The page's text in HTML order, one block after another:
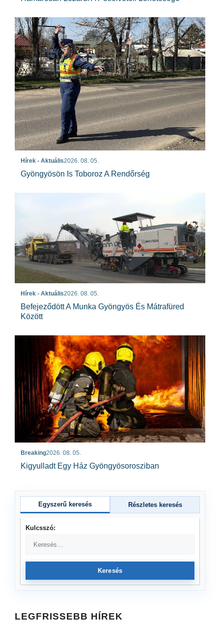
Hírek - Aktuális2026. 08. 05.
Gyöngyösön Is Toboroz A Rendőrség
Hírek - Aktuális2026. 08. 05.
Befejeződött A Munka Gyöngyös És Mátrafüred
Között
Breaking2026. 08. 05.
Kigyulladt Egy Ház Gyöngyösorosziban
Egyszerű keresés Részletes keresés
Kulcsszó:
Keresés
LEGFRISSEBB HÍREK